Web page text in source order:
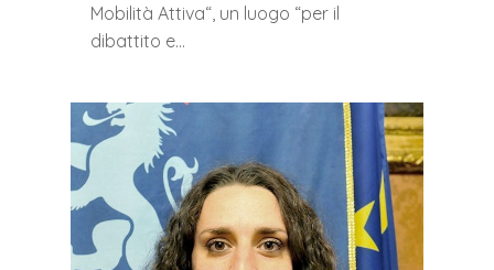
Mobilità Attiva“, un luogo “per il
dibattito e…